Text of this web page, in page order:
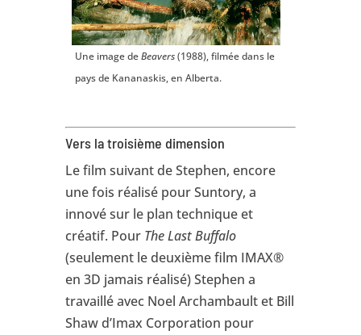
Une image deBeavers(1988), filmée dans le
pays de Kananaskis, en Alberta.
Vers la troisième dimension
Le film suivant de Stephen, encore
une fois réalisé pour Suntory, a
innové sur le plan technique et
créatif. Pour The Last Buffalo
(seulement le deuxième film IMAX®
en 3D jamais réalisé) Stephen a
travaillé avec Noel Archambault et Bill
Shaw d’Imax Corporation pour